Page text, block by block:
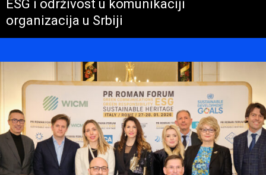
ESG i održivost u komunikaciji
organizacija u Srbiji